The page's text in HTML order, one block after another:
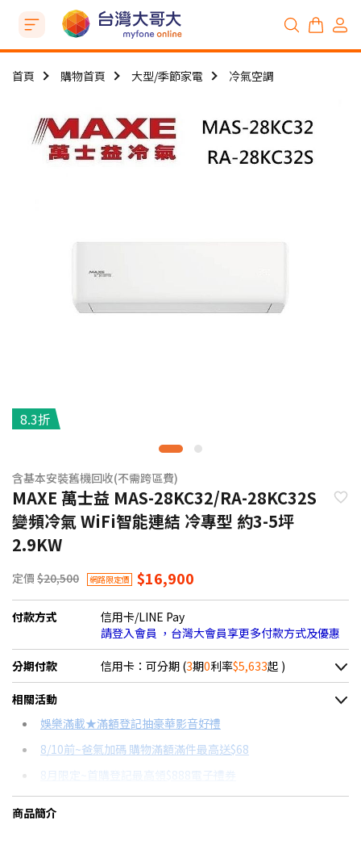
首頁 購物首頁 大型/季節家電 冷氣空調
8.3折
含基本安裝舊機回收(不需跨區費)
MAXE 萬士益 MAS-28KC32/RA-28KC32S
變頻冷氣 WiFi智能連結 冷專型 約3-5坪
2.9KW
定價 $20,500 網路限定價 $16,900
付款方式
信用卡/LINE Pay
請登入會員 ，台灣大會員享更多付款方式及優惠
分期付款 信用卡：可分期 (3期0利率$5,633起 )
＊實際可分期數、適用利率，請以購物車顯示為主
信用卡分期
分期數 每期金額 配合銀行/業者
相關活動
娛樂滿載★滿額登記抽豪華影音好禮
8/10前~爸氣加碼 購物滿額滿件最高送$68
8月限定~首購登記最高領$888電子禮券
台灣大哥大Open Possible聯名卡滿額最高回饋25%
商品簡介